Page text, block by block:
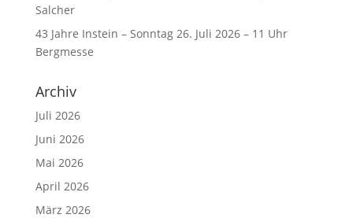
Salcher
43 Jahre Instein – Sonntag 26. Juli 2026 – 11 Uhr
Bergmesse
Archiv
Juli 2026
Juni 2026
Mai 2026
April 2026
März 2026